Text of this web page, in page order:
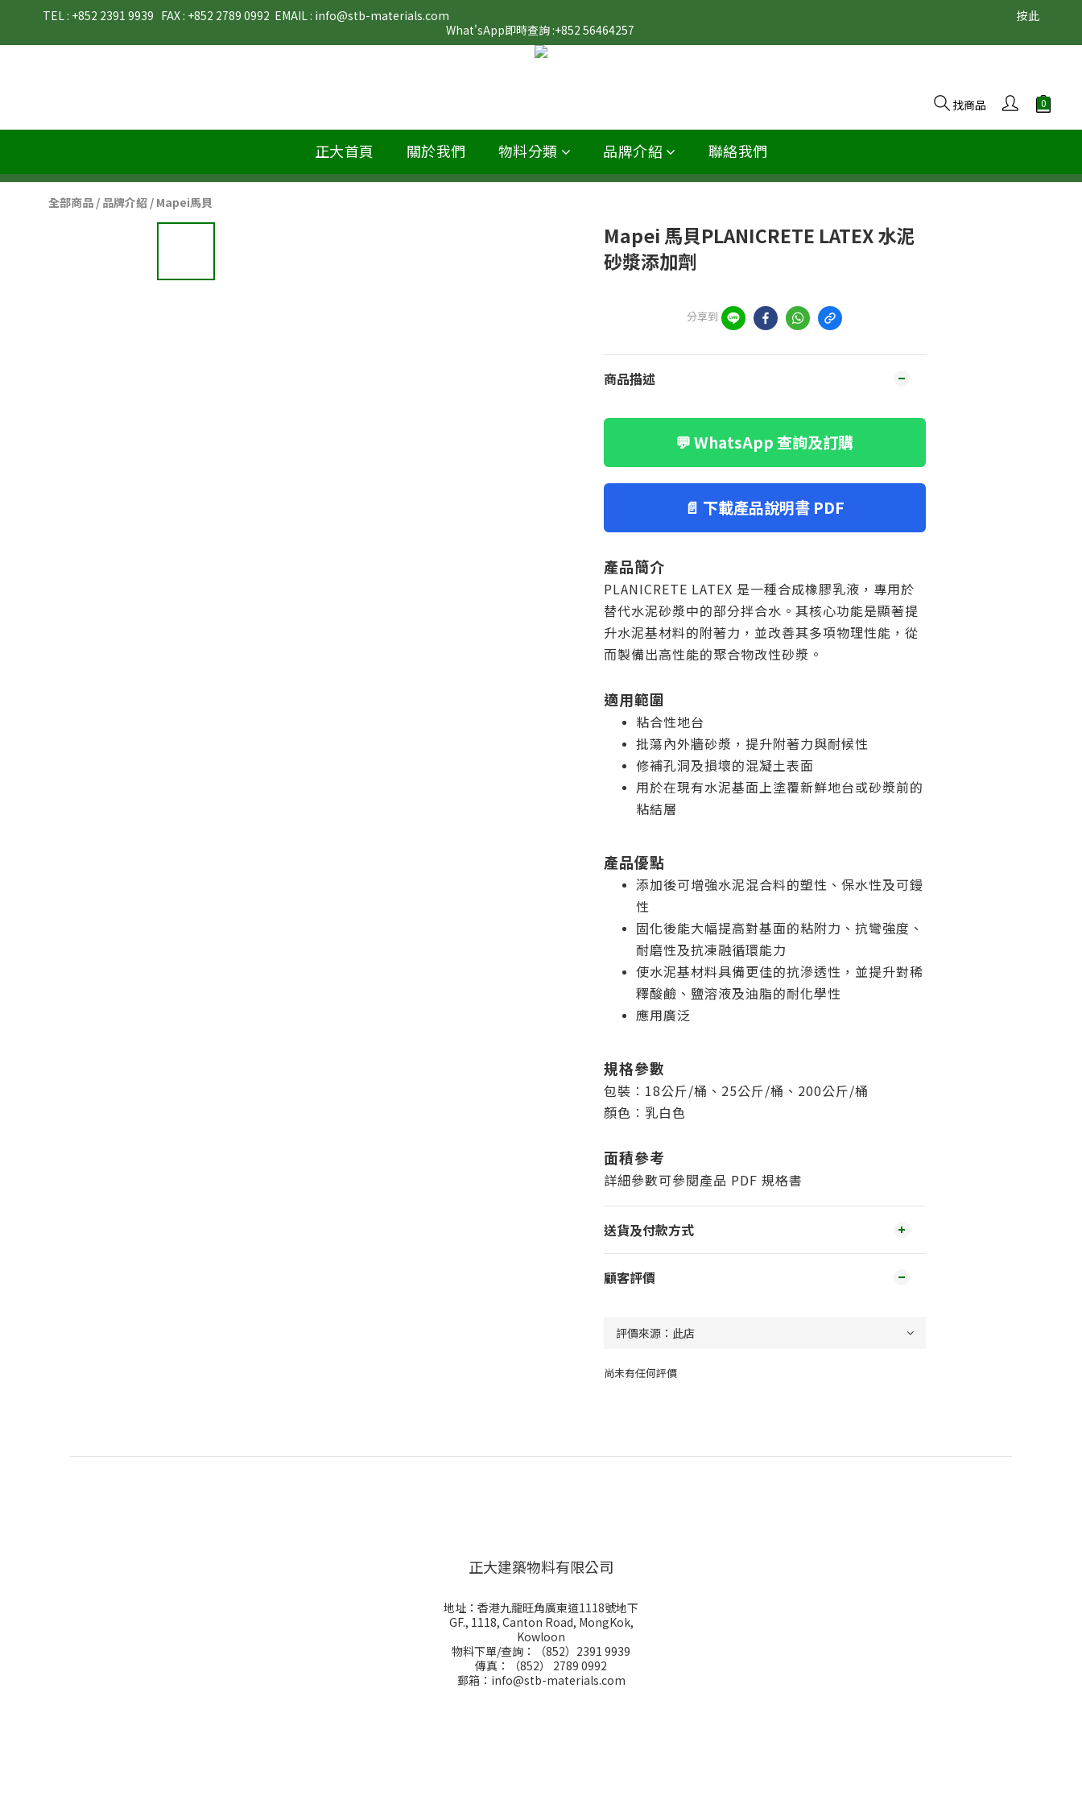
TEL : +852 2391 9939   FAX : +852 2789 0992  EMAIL : info@stb-materials.com                                                                                                                                                                                                                                           按此
What'sApp即時查詢 :+852 56464257
找商品
正大首頁 關於我們 物料分類 品牌介紹 聯絡我們
全部商品 / 品牌介紹 / Mapei馬貝
Mapei 馬貝PLANICRETE LATEX 水泥
砂漿添加劑
分享到
商品描述
💬 WhatsApp 查詢及訂購
📄 下載產品說明書 PDF
產品簡介
PLANICRETE LATEX 是一種合成橡膠乳液，專用於
替代水泥砂漿中的部分拌合水。其核心功能是顯著提
升水泥基材料的附著力，並改善其多項物理性能，從
而製備出高性能的聚合物改性砂漿。
適用範圍
粘合性地台
批蕩內外牆砂漿，提升附著力與耐候性
修補孔洞及損壞的混凝土表面
用於在現有水泥基面上塗覆新鮮地台或砂漿前的
粘結層
產品優點
添加後可增強水泥混合料的塑性、保水性及可鏝
性
固化後能大幅提高對基面的粘附力、抗彎強度、
耐磨性及抗凍融循環能力
使水泥基材料具備更佳的抗滲透性，並提升對稀
釋酸鹼、鹽溶液及油脂的耐化學性
應用廣泛
規格參數
包裝︰18公斤/桶、25公斤/桶、200公斤/桶
顏色︰乳白色
面積參考
詳細參數可參閱產品 PDF 規格書
送貨及付款方式
顧客評價
尚未有任何評價
正大建築物料有限公司
地址：香港九龍旺角廣東道1118號地下
GF., 1118, Canton Road, MongKok,
Kowloon
物料下單/查詢：（852）2391 9939
傳真：（852） 2789 0992
郵箱：info@stb-materials.com